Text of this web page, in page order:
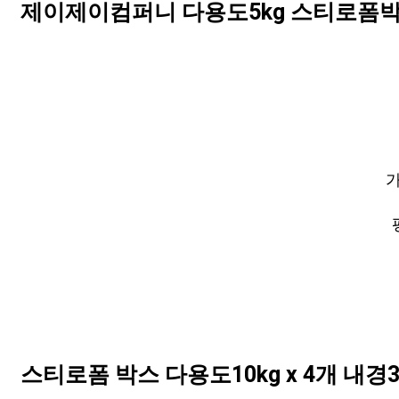
제이제이컴퍼니 다용도5kg 스티로폼
스티로폼 박스 다용도10kg x 4개 내